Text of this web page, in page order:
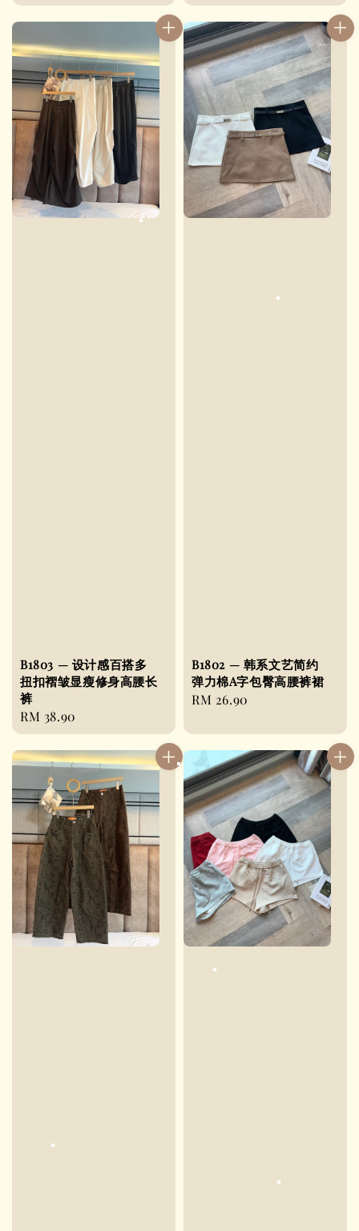
price
B1803 — 设计感百搭多
扭扣褶皱显瘦修身高腰长
裤
Regular
price
RM 38.90
B1802 — 韩系文艺简约
弹力棉A字包臀高腰裤裙
Regular
RM 26.90